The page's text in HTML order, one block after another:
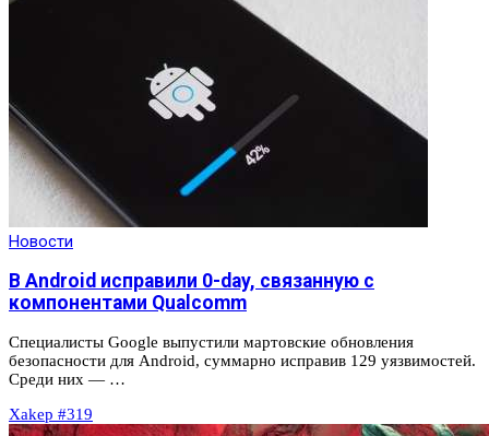
Новости
В Android исправили 0-day, связанную с
компонентами Qualcomm
Специалисты Google выпустили мартовские обновления
безопасности для Android, суммарно исправив 129 уязвимостей.
Среди них — …
Xakep #319